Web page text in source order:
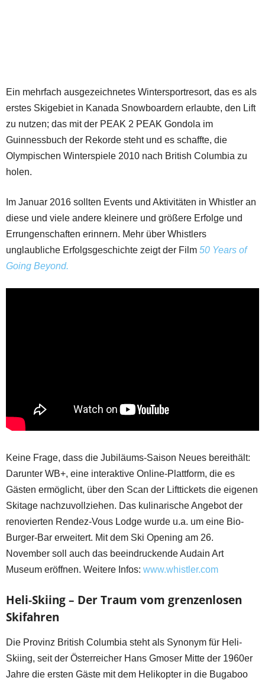
Ein mehrfach ausgezeichnetes Wintersportresort, das es als
erstes Skigebiet in Kanada Snowboardern erlaubte, den Lift
zu nutzen; das mit der PEAK 2 PEAK Gondola im
Guinnessbuch der Rekorde steht und es schaffte, die
Olympischen Winterspiele 2010 nach British Columbia zu
holen.
Im Januar 2016 sollten Events und Aktivitäten in Whistler an
diese und viele andere kleinere und größere Erfolge und
Errungenschaften erinnern. Mehr über Whistlers
unglaubliche Erfolgsgeschichte zeigt der Film 50 Years of
Going Beyond.
Keine Frage, dass die Jubiläums-Saison Neues bereithält:
Darunter WB+, eine interaktive Online-Plattform, die es
Gästen ermöglicht, über den Scan der Lifttickets die eigenen
Skitage nachzuvollziehen. Das kulinarische Angebot der
renovierten Rendez-Vous Lodge wurde u.a. um eine Bio-
Burger-Bar erweitert. Mit dem Ski Opening am 26.
November soll auch das beeindruckende Audain Art
Museum eröffnen. Weitere Infos: www.whistler.com
Heli-Skiing – Der Traum vom grenzenlosen
Skifahren
Die Provinz British Columbia steht als Synonym für Heli-
Skiing, seit der Österreicher Hans Gmoser Mitte der 1960er
Jahre die ersten Gäste mit dem Helikopter in die Bugaboo